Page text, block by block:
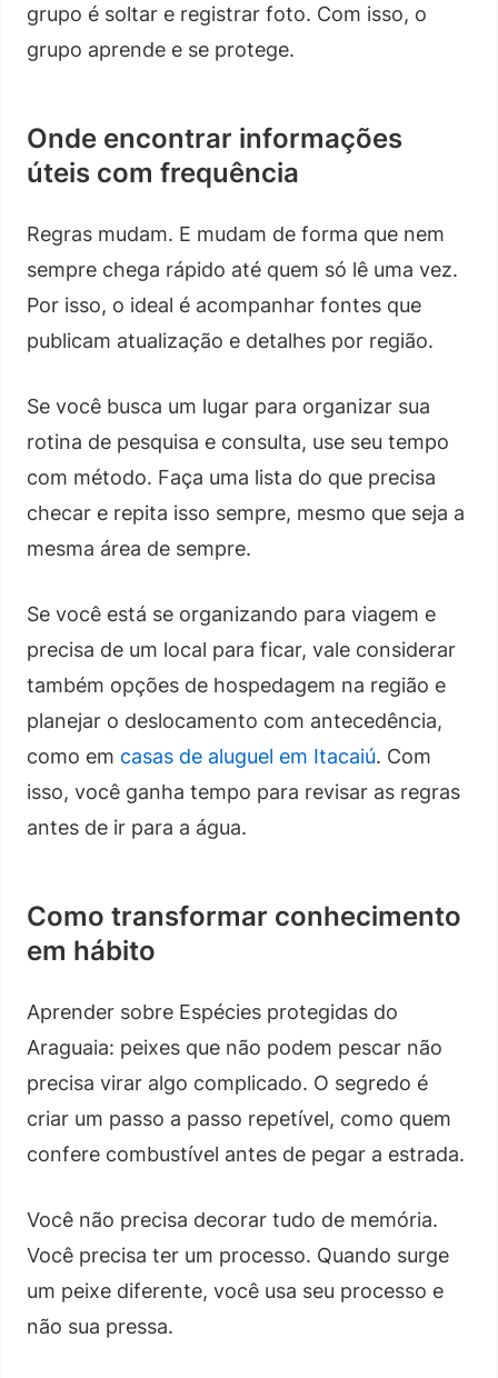
grupo é soltar e registrar foto. Com isso, o
grupo aprende e se protege.
Onde encontrar informações
úteis com frequência
Regras mudam. E mudam de forma que nem
sempre chega rápido até quem só lê uma vez.
Por isso, o ideal é acompanhar fontes que
publicam atualização e detalhes por região.
Se você busca um lugar para organizar sua
rotina de pesquisa e consulta, use seu tempo
com método. Faça uma lista do que precisa
checar e repita isso sempre, mesmo que seja a
mesma área de sempre.
Se você está se organizando para viagem e
precisa de um local para ficar, vale considerar
também opções de hospedagem na região e
planejar o deslocamento com antecedência,
como em casas de aluguel em Itacaiú. Com
isso, você ganha tempo para revisar as regras
antes de ir para a água.
Como transformar conhecimento
em hábito
Aprender sobre Espécies protegidas do
Araguaia: peixes que não podem pescar não
precisa virar algo complicado. O segredo é
criar um passo a passo repetível, como quem
confere combustível antes de pegar a estrada.
Você não precisa decorar tudo de memória.
Você precisa ter um processo. Quando surge
um peixe diferente, você usa seu processo e
não sua pressa.